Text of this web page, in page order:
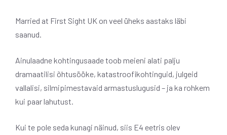
Married at First Sight UK on veel üheks aastaks läbi
saanud.
Ainulaadne kohtingusaade toob meieni alati palju
dramaatilisi õhtusööke, katastroofikohtinguid, julgeid
vallalisi, silmipimestavaid armastuslugusid – ja ka rohkem
kui paar lahutust.
Kui te pole seda kunagi näinud, siis E4 eetris olev